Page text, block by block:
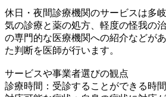
休日・夜間診療機関のサービスは多
気の診療と薬の処方、軽度の怪我の
の専門的な医療機関への紹介などが
た判断を医師が行います。
サービスや事業者選びの観点
診療時間：受診することができる時